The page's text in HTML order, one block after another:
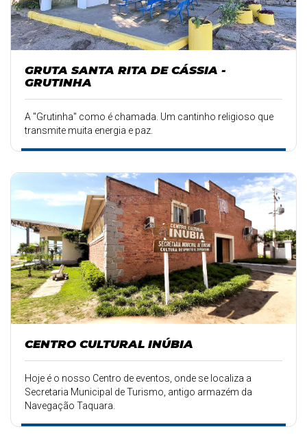
GRUTA SANTA RITA DE CÁSSIA -
GRUTINHA
A "Grutinha" como é chamada. Um cantinho religioso que
transmite muita energia e paz.
CENTRO CULTURAL INÚBIA
Hoje é o nosso Centro de eventos, onde se localiza a
Secretaria Municipal de Turismo, antigo armazém da
Navegação Taquara.